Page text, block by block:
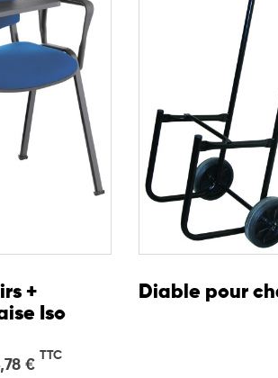
empilable constitue une solution
associant ergonomie, conformité
+
Iso
€
TTC
Diable pour